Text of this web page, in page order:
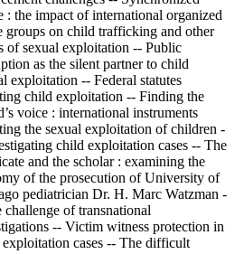
: the impact of international organized
groups on child trafficking and other
of sexual exploitation -- Public
as the silent partner to child
exploitation -- Federal statutes
child exploitation -- Finding the
voice : international instruments
the sexual exploitation of children -
child exploitation cases -- The
and the scholar : examining the
of the prosecution of University of
pediatrician Dr. H. Marc Watzman -
challenge of transnational
-- Victim witness protection in
cases -- The difficult